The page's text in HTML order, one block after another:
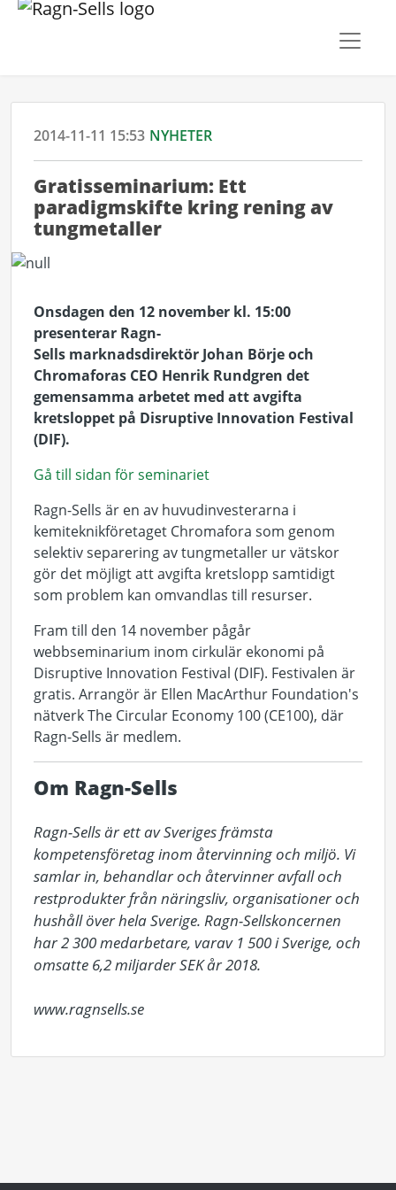
2014-11-11 15:53 NYHETER
Gratisseminarium: Ett
paradigmskifte kring rening av
tungmetaller
Onsdagen den 12 november kl. 15:00
presenterar Ragn-
Sells marknadsdirektör Johan Börje och
Chromaforas CEO Henrik Rundgren det
gemensamma arbetet med att avgifta
kretsloppet på Disruptive Innovation Festival
(DIF).
Gå till sidan för seminariet
Ragn-Sells är en av huvudinvesterarna i
kemiteknikföretaget Chromafora som genom
selektiv separering av tungmetaller ur vätskor
gör det möjligt att avgifta kretslopp samtidigt
som problem kan omvandlas till resurser.
Fram till den 14 november pågår
webbseminarium inom cirkulär ekonomi på
Disruptive Innovation Festival (DIF). Festivalen är
gratis. Arrangör är Ellen MacArthur Foundation's
nätverk The Circular Economy 100 (CE100), där
Ragn-Sells är medlem.
Om Ragn-Sells
Ragn-Sells är ett av Sveriges främsta
kompetensföretag inom återvinning och miljö. Vi
samlar in, behandlar och återvinner avfall och
restprodukter från näringsliv, organisationer och
hushåll över hela Sverige. Ragn-Sellskoncernen
har 2 300 medarbetare, varav 1 500 i Sverige, och
omsatte 6,2 miljarder SEK år 2018.
www.ragnsells.se